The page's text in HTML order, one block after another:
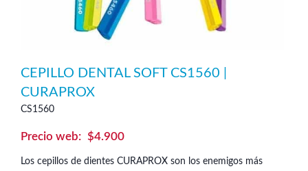
CEPILLO DENTAL SOFT CS1560 |
CURAPROX
CS1560
$4.900
Los cepillos de dientes CURAPROX son los enemigos más